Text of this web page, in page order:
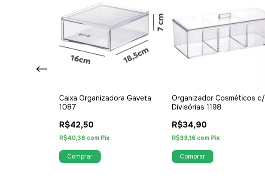
Caixa Organizadora Gaveta
1087
R$42,50
R$40,38 com Pix
Organizador Cosméticos c/
Divisórias 1198
R$34,90
R$33,16 com Pix